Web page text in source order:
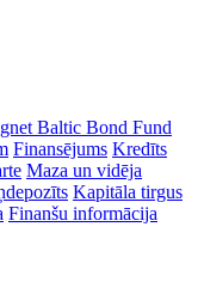
Baltic Bond Fund
Finansējums Kredīts
Maza un vidēja
Kapitāla tirgus
Finanšu informācija